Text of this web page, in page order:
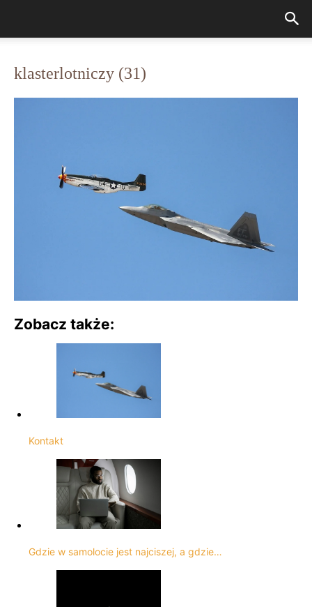
klasterlotniczy (31)
Zobacz także:
Kontakt
Gdzie w samolocie jest najciszej, a gdzie…